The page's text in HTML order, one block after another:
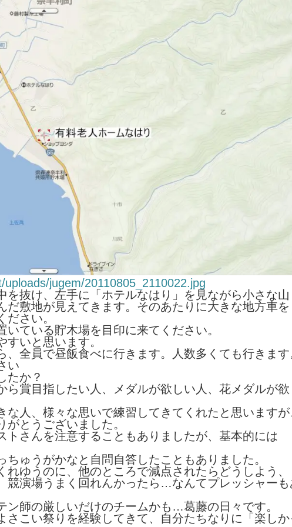
jugem/20110805_2110022.jpg
を抜け、左手に「ホテルなはり」を見ながら小さな山
だ敷地が見えてきます。そのあたりに大きな地方車を
さい。
ている貯木場を目印に来てください。
いと思います。
全員で昼飯食べに行きます。人数多くても行きます
い
たか？
賞目指したい人、メダルが欲しい人、花メダルが欲
人、様々な思いで練習してきてくれたと思いますが
とうございました。
トさんを注意することもありましたが、基本的には
ゅうがかなと自問自答したこともありました。
ゆうのに、他のところで減点されたらどうしよう、
競演場うまく回れんかったら…なんてプレッシャーも
ン師の厳しいだけのチームかも…葛藤の日々です。
こい祭りを経験してきて、自分たちなりに「楽しか